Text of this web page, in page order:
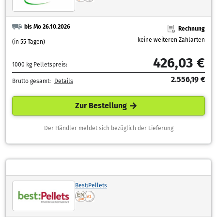
bis Mo 26.10.2026
(in 55 Tagen)
Rechnung
keine weiteren Zahlarten
1000 kg Pelletspreis: 426,03 €
Brutto gesamt: Details 2.556,19 €
Zur Bestellung
Der Händler meldet sich bezüglich der Lieferung
Best:Pellets